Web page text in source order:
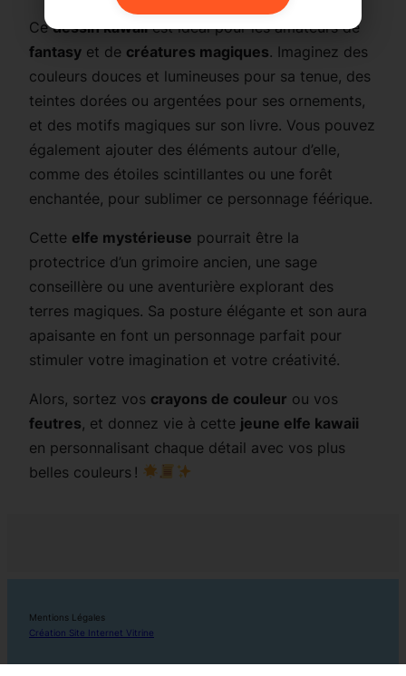
Cedessin kawaiiest idéal pour les amateurs de
fantasy et de créatures magiques. Imaginez des
couleurs douces et lumineuses pour sa tenue, des
teintes dorées ou argentées pour ses ornements,
et des motifs magiques sur son livre. Vous pouvez
également ajouter des éléments autour d’elle,
comme des étoiles scintillantes ou une forêt
enchantée, pour sublimer ce personnage féérique.
Cette elfe mystérieuse pourrait être la
protectrice d’un grimoire ancien, une sage
conseillère ou une aventurière explorant des
terres magiques. Sa posture élégante et son aura
apaisante en font un personnage parfait pour
stimuler votre imagination et votre créativité.
Alors, sortez vos crayons de couleur ou vos
feutres, et donnez vie à cette jeune elfe kawaii
en personnalisant chaque détail avec vos plus
belles couleurs !
Mentions Légales
Création Site Internet Vitrine